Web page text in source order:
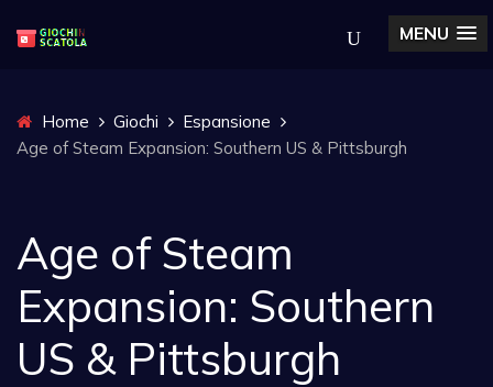
MENU
Home Giochi
Espansione
Age of Steam Expansion: Southern US & Pittsburgh
Age of Steam
Expansion: Southern
US & Pittsburgh